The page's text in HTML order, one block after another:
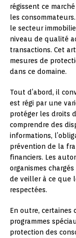
régissent ce
les
le secteur
niveau de qualité
transactions. Cet
mesures de
dans ce domaine.
Tout d’abord, il
est régi par une
protéger les droits
comprendre des
informations,
prévention de la
financiers. Les
organismes
de veiller à ce que
respectées.
En outre, certaines
programmes
protection des